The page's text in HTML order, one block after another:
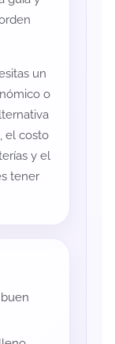
un
o
el costo
y el
tener